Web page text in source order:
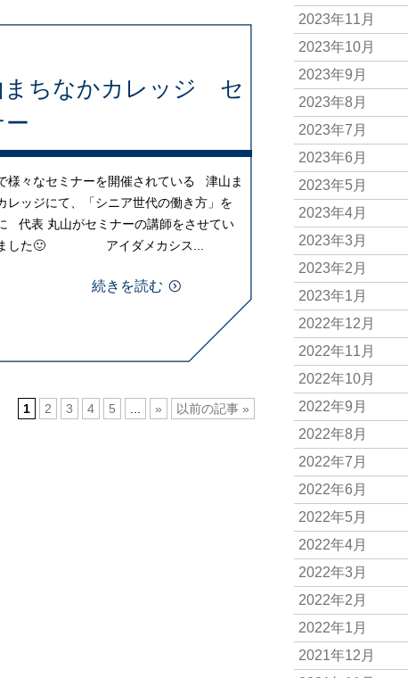
まちなかカレッジ セ
ー
様々なセミナーを開催されている 津山ま
レッジにて、「シニア世代の働き方」を
代表 丸山がセミナーの講師をさせてい
ました🙂 アイダメカシス...
続きを読む
1 2 3 4 5 » 以前の記事 »
2023年11月
2023年10月
2023年9月
2023年8月
2023年7月
2023年6月
2023年5月
2023年4月
2023年3月
2023年2月
2023年1月
2022年12月
2022年11月
2022年10月
2022年9月
2022年8月
2022年7月
2022年6月
2022年5月
2022年4月
2022年3月
2022年2月
2022年1月
2021年12月